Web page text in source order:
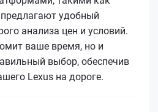
удобный
анализа цен и условий.
ваше время, но и
выбор, обеспечив
Lexus на дороге.